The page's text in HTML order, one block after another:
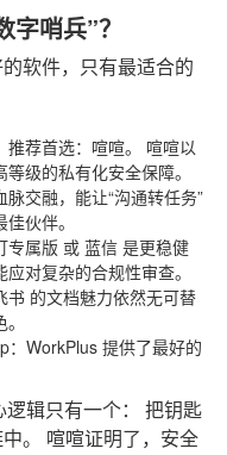
哨兵”？
软件，只有最适合的
荐首选：喧喧。
喧喧以
级的私有化安全保障。
交融，能让“沟通转任务”
伙伴。
专属版 或 蓝信 是更稳健
对复杂的合规性审查。
书 的文档魅力依然无可替
：WorkPlus 提供了最好的
逻辑只有一个： 把钥匙
。
喧喧证明了，安全